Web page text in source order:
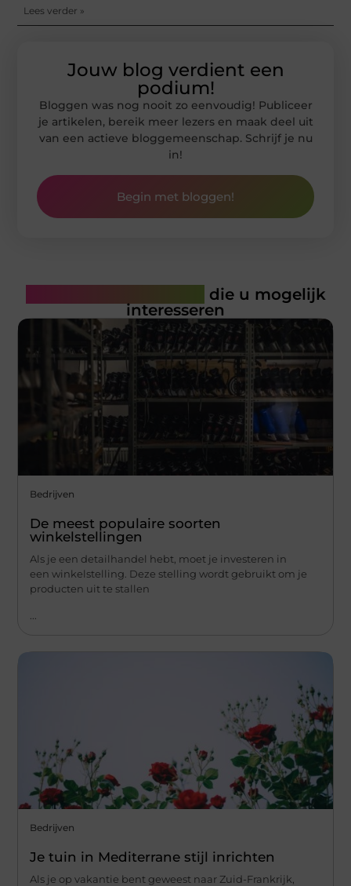
Lees verder »
Jouw blog verdient een
podium!
Bloggen was nog nooit zo eenvoudig! Publiceer
je artikelen, bereik meer lezers en maak deel uit
van een actieve bloggemeenschap. Schrijf je nu
in!
Begin met bloggen!
die u mogelijk
interesseren
Bedrijven
De meest populaire soorten
winkelstellingen
Als je een detailhandel hebt, moet je investeren in
een winkelstelling. Deze stelling wordt gebruikt om je
producten uit te stallen
Bedrijven
Je tuin in Mediterrane stijl inrichten
Als je op vakantie bent geweest naar Zuid-Frankrijk,